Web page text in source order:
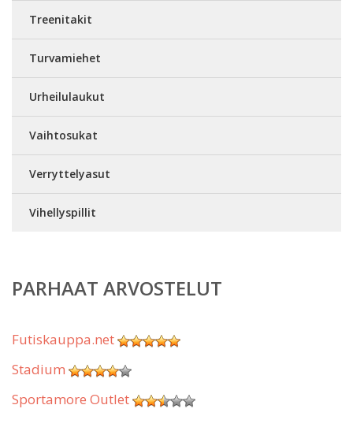
Treenitakit
Turvamiehet
Urheilulaukut
Vaihtosukat
Verryttelyasut
Vihellyspillit
PARHAAT ARVOSTELUT
Futiskauppa.net
Stadium
Sportamore Outlet